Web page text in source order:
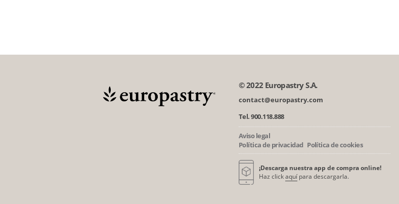
© 2022 Europastry S.A.
contact@europastry.com
Tel. 900.118.888
Aviso legal
Política de privacidad Política de cookies
¡Descarga nuestra app de compra online!
Haz clickaquí para descargarla.